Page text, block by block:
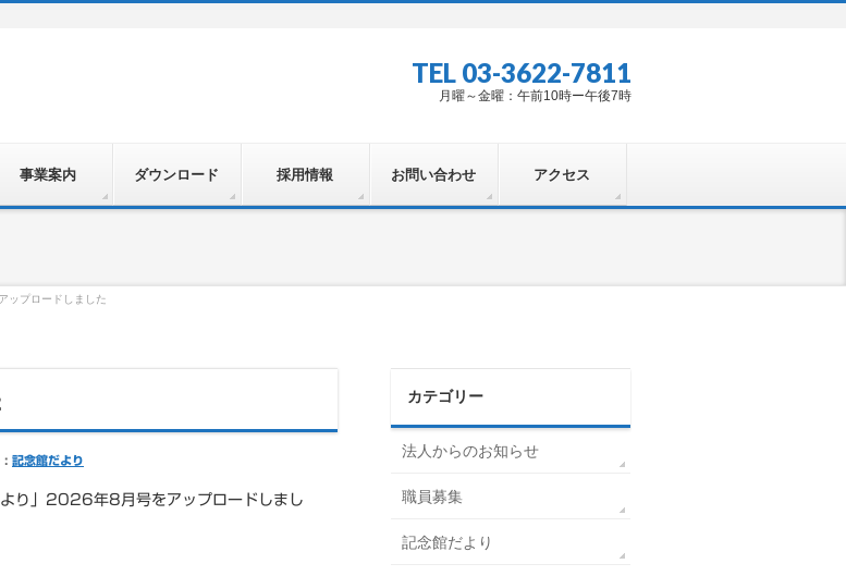
TEL 03-3622-7811
月曜～金曜：午前10時ー午後7時
事業案内 ダウンロード 採用情報 お問い合わせ アクセス
ップロードしました
: 記念館だより
より」2026年8月号をアップロードしまし
カテゴリー
法人からのお知らせ
職員募集
記念館だより